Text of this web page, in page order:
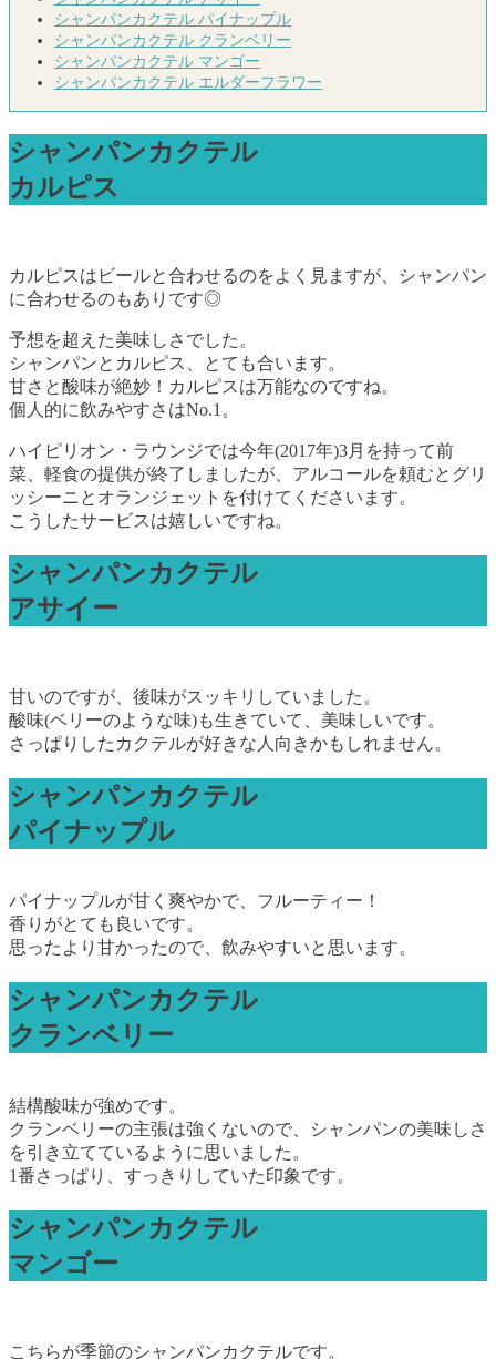
シャンパンカクテル パイナップル
シャンパンカクテル クランベリー
シャンパンカクテル マンゴー
シャンパンカクテル エルダーフラワー
シャンパンカクテル
カルピス
カルピスはビールと合わせるのをよく見ますが、シャンパン
に合わせるのもありです◎
予想を超えた美味しさでした。
シャンパンとカルピス、とても合います。
甘さと酸味が絶妙！カルピスは万能なのですね。
個人的に飲みやすさはNo.1。
ハイピリオン・ラウンジでは今年(2017年)3月を持って前
菜、軽食の提供が終了しましたが、アルコールを頼むとグリ
ッシーニとオランジェットを付けてくださいます。
こうしたサービスは嬉しいですね。
シャンパンカクテル
アサイー
甘いのですが、後味がスッキリしていました。
酸味(ベリーのような味)も生きていて、美味しいです。
さっぱりしたカクテルが好きな人向きかもしれません。
シャンパンカクテル
パイナップル
パイナップルが甘く爽やかで、フルーティー！
香りがとても良いです。
思ったより甘かったので、飲みやすいと思います。
シャンパンカクテル
クランベリー
結構酸味が強めです。
クランベリーの主張は強くないので、シャンパンの美味しさ
を引き立てているように思いました。
1番さっぱり、すっきりしていた印象です。
シャンパンカクテル
マンゴー
こちらが季節のシャンパンカクテルです。